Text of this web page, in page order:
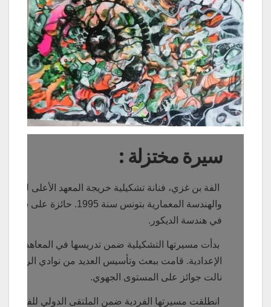
سيرة مختزلة :
الفة بن غزي، فنانة تشكيلية خريجة المعهد الأعلى للفنون
والهندسة المعمارية بتونس سنة 1995. حائزة على شهادة
في هندسة الديكور.
بدأت مسيرتها التشكيلية ضمن تدريسها في المعاهد
الإعدادية. قامت ببعث وتأسيس العديد من نوادي الرسم.
نالت جوائز على المستوى الجهوي.
انطلقت مسيرتها الفردية ضمن الملتقى الدولي للفن